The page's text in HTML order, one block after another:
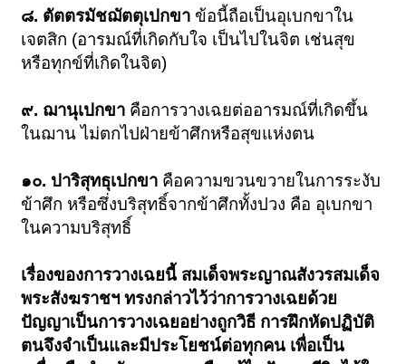
๘. ตัตตรมัชฌัตตุเปกขา ข้อนี้ถือเป็นอุเบกขาใน
เจตสิก (อารมณ์ที่เกิดกับใจ เป็นไปในจิต เช่นสุข
หรือทุกข์ที่เกิดในจิต)
๙. ฌานุเปกขา คือการวางเฉยต่ออารมณ์ที่เกิดขึ้น
ในฌาน ไม่ตกไปฝ่ายข้าศึกหรือสุขแห่งตน
๑๐. ปาริสุทธุเปกขา คือความขวนขวายในการระงับ
ข้าศึก หรือซึ่งบริสุทธิ์จากข้าศึกทั้งปวง คือ อุเบกขา
ในความบริสุทธิ์
เรื่องของการวางเฉยนี้ สมเด็จพระญาณสังวรสมเด็จ
พระสังฆราชฯ ทรงกล่าวไว้ว่าการวางเฉยด้วย
ปัญญาเป็นการวางเฉยอย่างถูกวิธี การฝึกหัดปฏิบัติ
ตนจึงจำเป็นและมีประโยชน์ต่อทุกคน เพื่อเป็น